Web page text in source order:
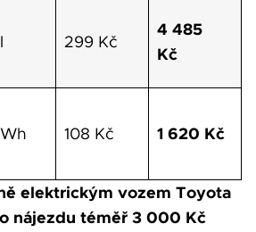
299 Kč
4 485
Kč
108 Kč 1 620 Kč
elektrickým vozem Toyota
nájezdu téměř 3 000 Kč